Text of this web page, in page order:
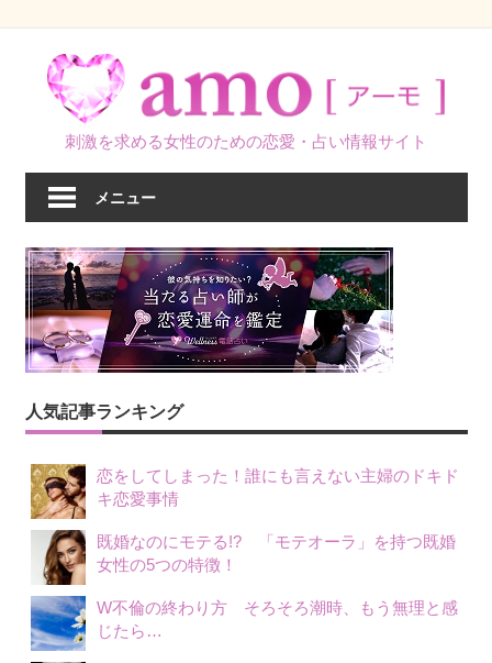
刺激を求める女性のための恋愛・占い情報サイト
メニュー
人気記事ランキング
恋をしてしまった！誰にも言えない主婦のドキド
キ恋愛事情
既婚なのにモテる!? 「モテオーラ」を持つ既婚
女性の5つの特徴！
W不倫の終わり方 そろそろ潮時、もう無理と感
じたら…